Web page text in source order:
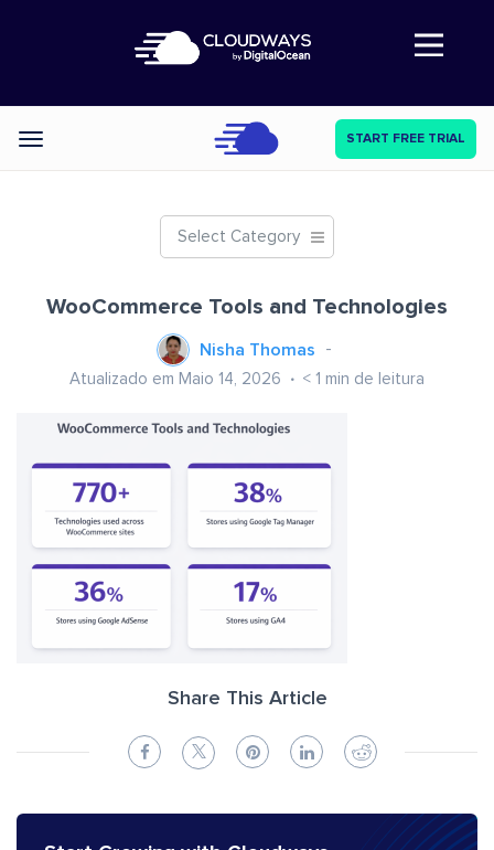
Abre a navegação
Categories START FREE TRIAL
Select Category
WooCommerce Tools and Technologies
Nisha Thomas
Atualizado em Maio 14, 2026 < 1 min de leitura
Share This Article